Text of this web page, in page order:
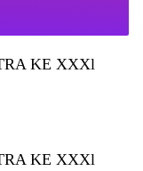
KE XXXl
KE XXXl